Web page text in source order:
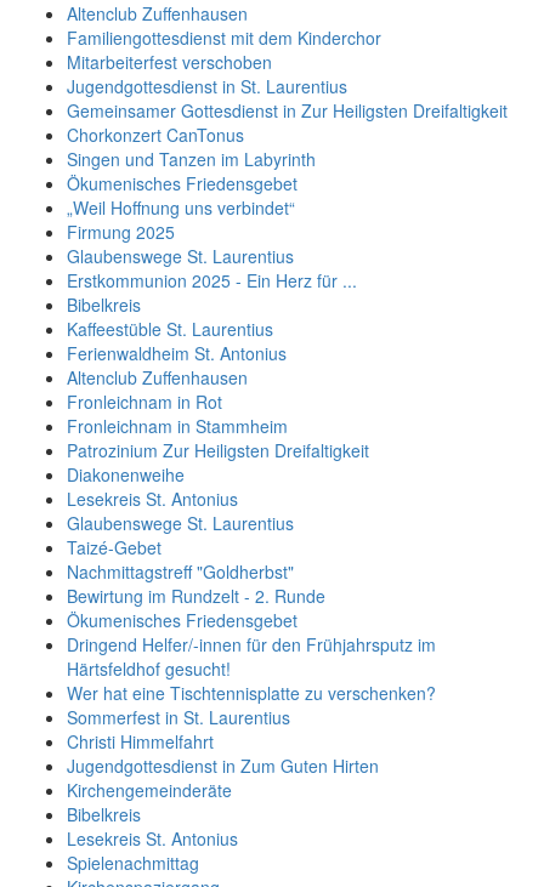
Altenclub Zuffenhausen
Familiengottesdienst mit dem Kinderchor
Mitarbeiterfest verschoben
Jugendgottesdienst in St. Laurentius
Gemeinsamer Gottesdienst in Zur Heiligsten Dreifaltigkeit
Chorkonzert CanTonus
Singen und Tanzen im Labyrinth
Ökumenisches Friedensgebet
„Weil Hoffnung uns verbindet“
Firmung 2025
Glaubenswege St. Laurentius
Erstkommunion 2025 - Ein Herz für ...
Bibelkreis
Kaffeestüble St. Laurentius
Ferienwaldheim St. Antonius
Altenclub Zuffenhausen
Fronleichnam in Rot
Fronleichnam in Stammheim
Patrozinium Zur Heiligsten Dreifaltigkeit
Diakonenweihe
Lesekreis St. Antonius
Glaubenswege St. Laurentius
Taizé-Gebet
Nachmittagstreff "Goldherbst"
Bewirtung im Rundzelt - 2. Runde
Ökumenisches Friedensgebet
Dringend Helfer/-innen für den Frühjahrsputz im
Härtsfeldhof gesucht!
Wer hat eine Tischtennisplatte zu verschenken?
Sommerfest in St. Laurentius
Christi Himmelfahrt
Jugendgottesdienst in Zum Guten Hirten
Kirchengemeinderäte
Bibelkreis
Lesekreis St. Antonius
Spielenachmittag